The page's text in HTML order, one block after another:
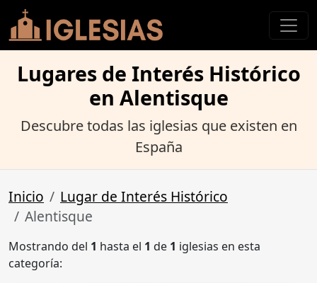
Lugares de Interés Histórico
en Alentisque
Descubre todas las iglesias que existen en
España
Inicio
Lugar de Interés Histórico
Alentisque
Mostrando del 1 hasta el 1 de 1 iglesias en esta
categoría: